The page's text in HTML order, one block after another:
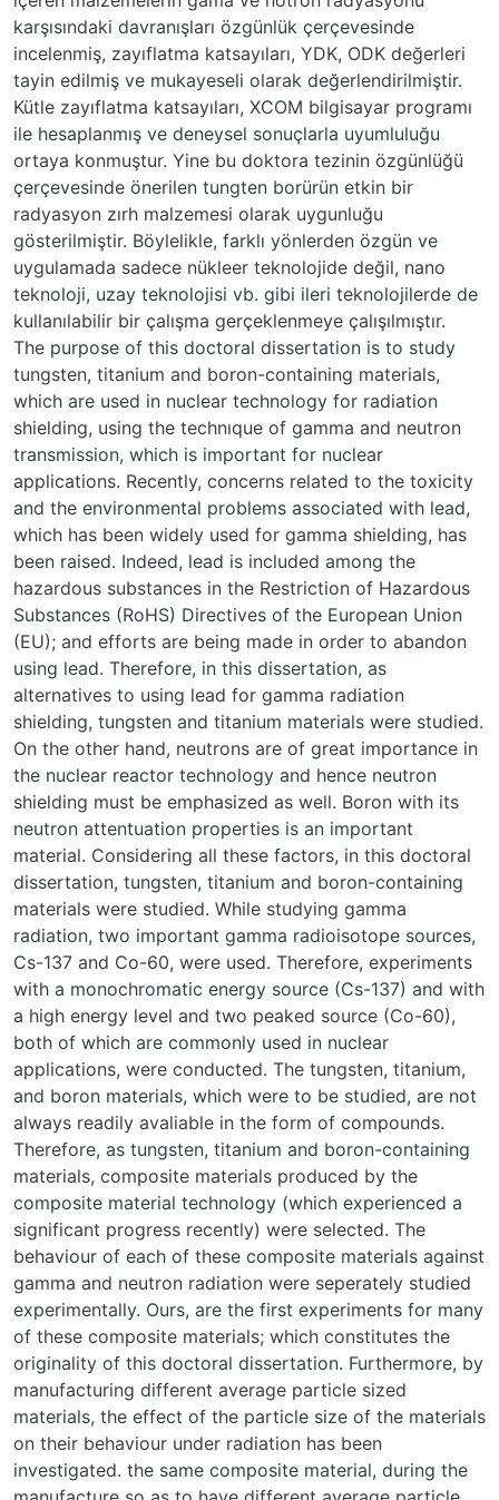
karşısındaki davranışları özgünlük çerçevesinde
incelenmiş, zayıflatma katsayıları, YDK, ODK değerleri
tayin edilmiş ve mukayeseli olarak değerlendirilmiştir.
Kütle zayıflatma katsayıları, XCOM bilgisayar programı
ile hesaplanmış ve deneysel sonuçlarla uyumluluğu
ortaya konmuştur. Yine bu doktora tezinin özgünlüğü
çerçevesinde önerilen tungten borürün etkin bir
radyasyon zırh malzemesi olarak uygunluğu
gösterilmiştir. Böylelikle, farklı yönlerden özgün ve
uygulamada sadece nükleer teknolojide değil, nano
teknoloji, uzay teknolojisi vb. gibi ileri teknolojilerde de
kullanılabilir bir çalışma gerçeklenmeye çalışılmıştır.
The purpose of this doctoral dissertation is to study
tungsten, titanium and boron-containing materials,
which are used in nuclear technology for radiation
shielding, using the technıque of gamma and neutron
transmission, which is important for nuclear
applications. Recently, concerns related to the toxicity
and the environmental problems associated with lead,
which has been widely used for gamma shielding, has
been raised. Indeed, lead is included among the
hazardous substances in the Restriction of Hazardous
Substances (RoHS) Directives of the European Union
(EU); and efforts are being made in order to abandon
using lead. Therefore, in this dissertation, as
alternatives to using lead for gamma radiation
shielding, tungsten and titanium materials were studied.
On the other hand, neutrons are of great importance in
the nuclear reactor technology and hence neutron
shielding must be emphasized as well. Boron with its
neutron attentuation properties is an important
material. Considering all these factors, in this doctoral
dissertation, tungsten, titanium and boron-containing
materials were studied. While studying gamma
radiation, two important gamma radioisotope sources,
Cs-137 and Co-60, were used. Therefore, experiments
with a monochromatic energy source (Cs-137) and with
a high energy level and two peaked source (Co-60),
both of which are commonly used in nuclear
applications, were conducted. The tungsten, titanium,
and boron materials, which were to be studied, are not
always readily avaliable in the form of compounds.
Therefore, as tungsten, titanium and boron-containing
materials, composite materials produced by the
composite material technology (which experienced a
significant progress recently) were selected. The
behaviour of each of these composite materials against
gamma and neutron radiation were seperately studied
experimentally. Ours, are the first experiments for many
of these composite materials; which constitutes the
originality of this doctoral dissertation. Furthermore, by
manufacturing different average particle sized
materials, the effect of the particle size of the materials
on their behaviour under radiation has been
investigated. the same composite material, during the